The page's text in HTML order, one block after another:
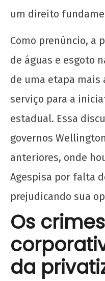
um direito
Como prenúncio, a
de águas e esgoto
de uma etapa mais
serviço para a
estadual. Essa
governos
anteriores, onde
Agespisa por falta
prejudicando sua
Os crimes
da